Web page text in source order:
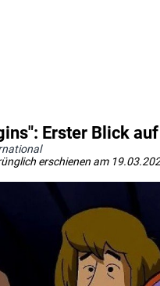
Erster Blick
erschienen am